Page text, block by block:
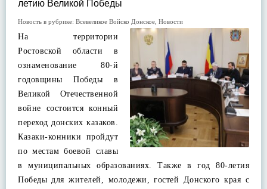
летию Великой Победы
Новость в рубрике: Всевеликое Войско Донское Новости
На территории
Ростовской области в
ознаменование 80-й
годовщины Победы в
Великой Отечественной
войне состоится конный
переход донских казаков.
Казаки-конники пройдут
по местам боевой славы
в муниципальных образованиях. Также в год 80-летия
Победы для жителей, молодежи, гостей Донского края с